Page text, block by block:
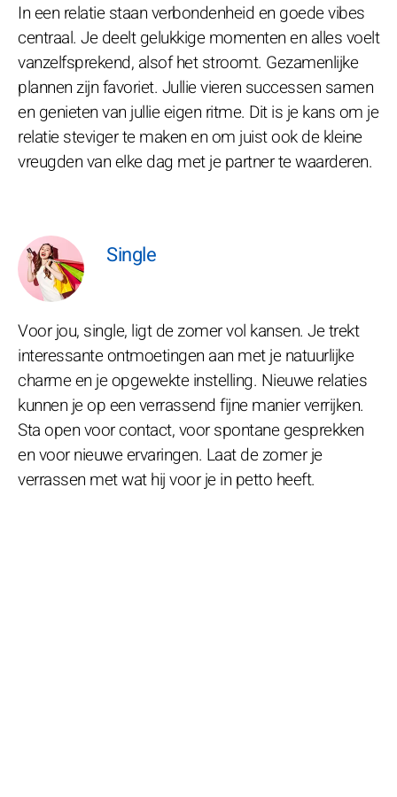
In een relatie staan verbondenheid en goede vibes
centraal. Je deelt gelukkige momenten en alles voelt
vanzelfsprekend, alsof het stroomt. Gezamenlijke
plannen zijn favoriet. Jullie vieren successen samen
en genieten van jullie eigen ritme. Dit is je kans om je
relatie steviger te maken en om juist ook de kleine
vreugden van elke dag met je partner te waarderen.
Single
Voor jou, single, ligt de zomer vol kansen. Je trekt
interessante ontmoetingen aan met je natuurlijke
charme en je opgewekte instelling. Nieuwe relaties
kunnen je op een verrassend fijne manier verrijken.
Sta open voor contact, voor spontane gesprekken
en voor nieuwe ervaringen. Laat de zomer je
verrassen met wat hij voor je in petto heeft.